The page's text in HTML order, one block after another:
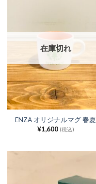
在庫切れ
ENZA オリジナルマグ 春夏
¥1,600 (税込)